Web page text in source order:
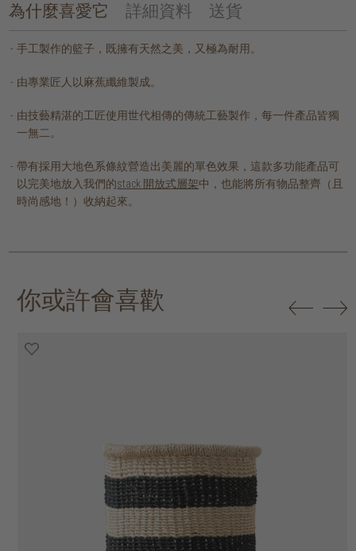
為什麼喜愛它 詳細資料 送貨
手工製作的籃子，既擁有天然之美，又極為耐用。
由專業匠人以麻蕉纖維製成。
由技藝精湛的工匠使用世代相傳的傳統工藝製作，每一件產品皆獨
一無二。
帶有採用大地色系條紋營造出美麗的單色效果，這款多功能產品可
以完美地放入我們的stack 開放式層架中，也能將所有物品整齊（且
時尚感地！）收納起來。
你或許會喜歡